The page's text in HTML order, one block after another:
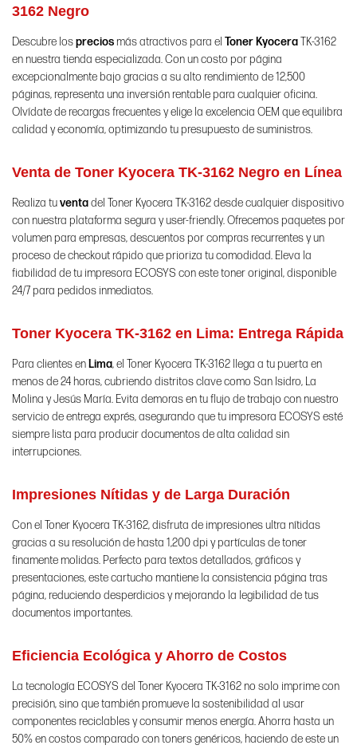
3162 Negro
Descubre losprecios más atractivos para el Toner KyoceraTK-3162
en nuestra tienda especializada. Con un costo por página
excepcionalmente bajo gracias a su alto rendimiento de 12,500
páginas, representa una inversión rentable para cualquier oficina.
Olvídate de recargas frecuentes y elige la excelencia OEM que equilibra
calidad y economía, optimizando tu presupuesto de suministros.
Venta de Toner Kyocera TK-3162 Negro en Línea
Realiza tuventadel Toner Kyocera TK-3162 desde cualquier dispositivo
con nuestra plataforma segura y user-friendly. Ofrecemos paquetes por
volumen para empresas, descuentos por compras recurrentes y un
proceso de checkout rápido que prioriza tu comodidad. Eleva la
fiabilidad de tu impresora ECOSYS con este toner original, disponible
24/7 para pedidos inmediatos.
Toner Kyocera TK-3162 en Lima: Entrega Rápida
Para clientes en Lima, el Toner Kyocera TK-3162 llega a tu puerta en
menos de 24 horas, cubriendo distritos clave como San Isidro, La
Molina y Jesús María. Evita demoras en tu flujo de trabajo con nuestro
servicio de entrega exprés, asegurando que tu impresora ECOSYS esté
siempre lista para producir documentos de alta calidad sin
interrupciones.
Impresiones Nítidas y de Larga Duración
Con el Toner Kyocera TK-3162, disfruta de impresiones ultra nítidas
gracias a su resolución de hasta 1,200 dpi y partículas de toner
finamente molidas. Perfecto para textos detallados, gráficos y
presentaciones, este cartucho mantiene la consistencia página tras
página, reduciendo desperdicios y mejorando la legibilidad de tus
documentos importantes.
Eficiencia Ecológica y Ahorro de Costos
La tecnología ECOSYS del Toner Kyocera TK-3162 no solo imprime con
precisión, sino que también promueve la sostenibilidad al usar
componentes reciclables y consumir menos energía. Ahorra hasta un
50% en costos comparado con toners genéricos, haciendo de este un